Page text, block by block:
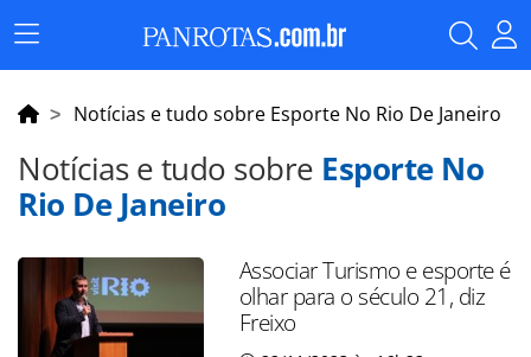
Menu
Principal
Notícias e tudo sobre Esporte No Rio De Janeiro
Notícias e tudo sobre Esporte No
Rio De Janeiro
Associar Turismo e esporte é
olhar para o século 21, diz
Freixo